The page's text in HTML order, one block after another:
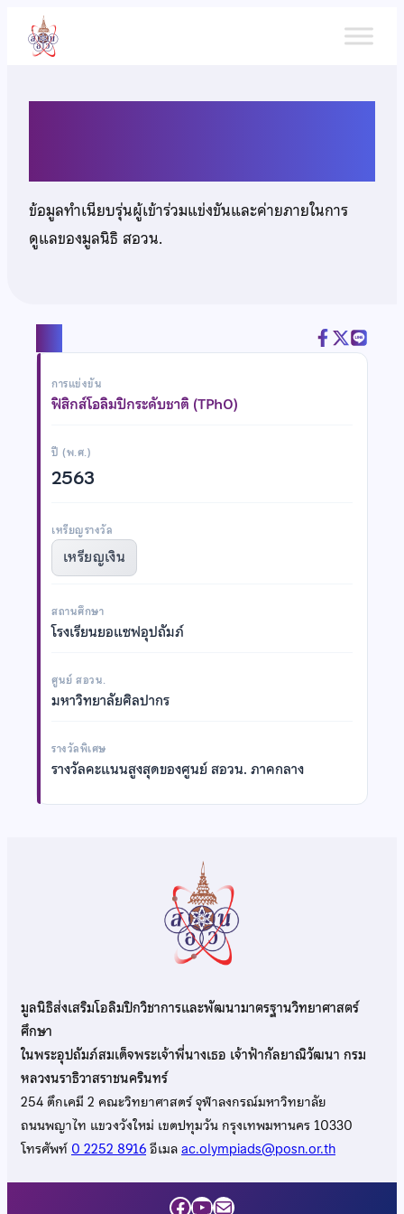
เนื้อหา
ข้อมูลทำเนียบรุ่นผู้เข้าร่วมแข่งขันและค่ายภายในการ
ดูแลของมูลนิธิ สอวน.
การแข่งขัน
ฟิสิกส์โอลิมปิกระดับชาติ (TPhO)
ปี (พ.ศ.)
2563
เหรียญรางวัล
เหรียญเงิน
สถานศึกษา
โรงเรียนยอแซฟอุปถัมภ์
ศูนย์ สอวน.
มหาวิทยาลัยศิลปากร
รางวัลพิเศษ
รางวัลคะแนนสูงสุดของศูนย์ สอวน. ภาคกลาง
มูลนิธิส่งเสริมโอลิมปิกวิชาการและพัฒนามาตรฐานวิทยาศาสตร์
ศึกษา
ในพระอุปถัมภ์สมเด็จพระเจ้าพี่นางเธอ เจ้าฟ้ากัลยาณิวัฒนา กรม
หลวงนราธิวาสราชนครินทร์
254 ตึกเคมี 2 คณะวิทยาศาสตร์ จุฬาลงกรณ์มหาวิทยาลัย
ถนนพญาไท แขวงวังใหม่ เขตปทุมวัน กรุงเทพมหานคร 10330
โทรศัพท์0 2252 8916อีเมลac.olympiads@posn.or.th
Facebook
YouTube
Mail